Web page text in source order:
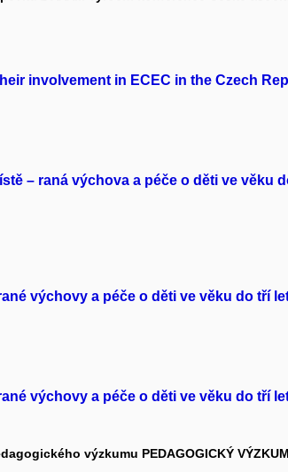
involvement in ECEC in the Czech
– raná výchova a péče o děti ve věku
výchovy a péče o děti ve věku do tří
výchovy a péče o děti ve věku do tří
výzkumu PEDAGOGICKÝ VÝZKUM